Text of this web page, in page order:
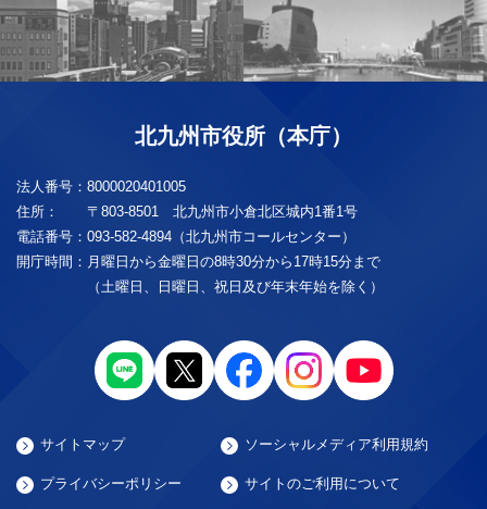
北九州市役所（本庁）
法人番号： 8000020401005
住所：
〒803-8501 北九州市小倉北区城内1番1号
電話番号： 093-582-4894（北九州市コールセンター）
開庁時間： 月曜日から金曜日の8時30分から17時15分まで
（土曜日、日曜日、祝日及び年末年始を除く）
サイトマップ ソーシャルメディア利用規約
プライバシーポリシー サイトのご利用について